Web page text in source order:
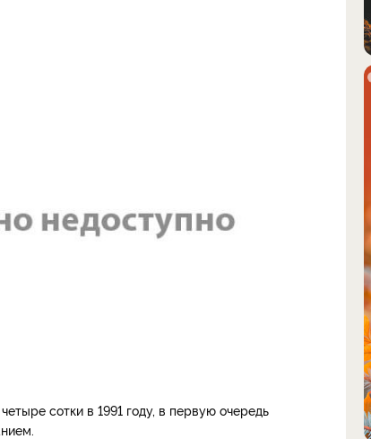
сотки в 1991 году, в первую очередь